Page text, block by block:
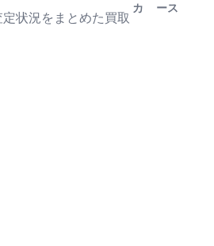
状況をまとめた買取
カ
ース